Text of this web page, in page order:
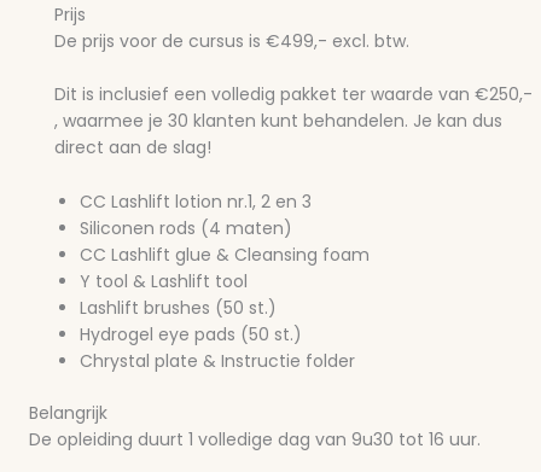
Prijs
De prijs voor de cursus is €499,- excl. btw.
Dit is inclusief een volledig pakket ter waarde van €250,-
, waarmee je 30 klanten kunt behandelen. Je kan dus
direct aan de slag!
CC Lashlift lotion nr.1, 2 en 3
Siliconen rods (4 maten)
CC Lashlift glue & Cleansing foam
Y tool & Lashlift tool
Lashlift brushes (50 st.)
Hydrogel eye pads (50 st.)
Chrystal plate & Instructie folder
Belangrijk
De opleiding duurt 1 volledige dag van 9u30 tot 16 uur.